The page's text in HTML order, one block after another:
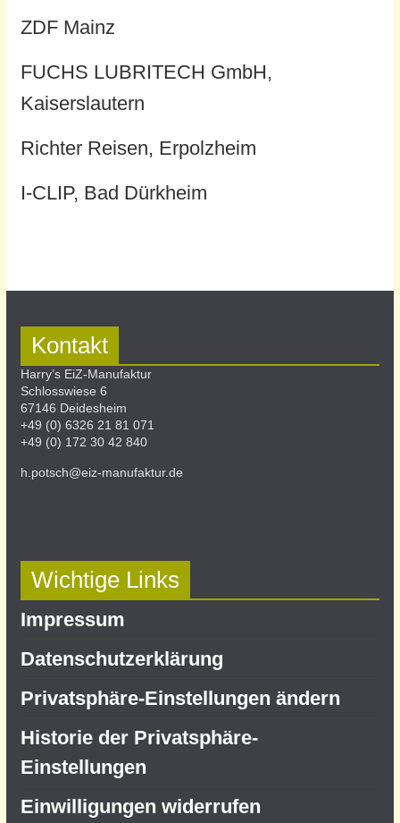
ZDF Mainz
FUCHS LUBRITECH GmbH,
Kaiserslautern
Richter Reisen, Erpolzheim
I-CLIP, Bad Dürkheim
Kontakt
Harry’s EiZ-Manufaktur
Schlosswiese 6
67146 Deidesheim
+49 (0) 6326 21 81 071
+49 (0) 172 30 42 840
h.potsch@eiz-manufaktur.de
Wichtige Links
Impressum
Datenschutz­erklärung
Privatsphäre-Einstellungen ändern
Historie der Privatsphäre-
Einstellungen
Einwilligungen widerrufen